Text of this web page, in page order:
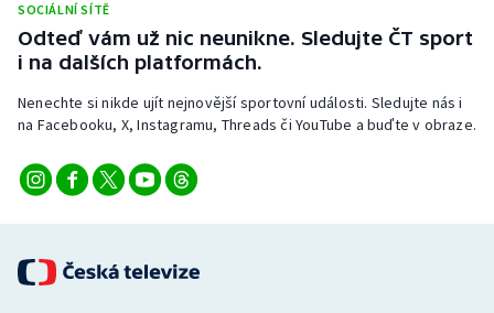
Triatlon
Veslování
Vodní slalom
Volejbal
Ostatní
SOCIÁLNÍ SÍTĚ
Odteď vám už nic neunikne. Sledujte ČT sport
i na dalších platformách.
Nenechte si nikde ujít nejnovější sportovní události. Sledujte nás i
na Facebooku, X, Instagramu, Threads či YouTube a buďte v obraze.